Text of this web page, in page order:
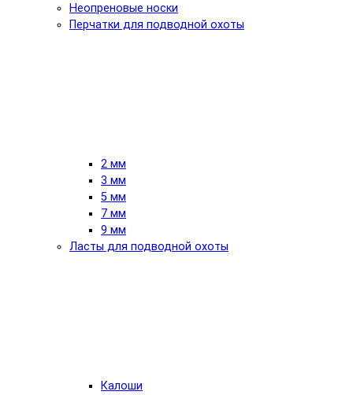
Неопреновые носки
Перчатки для подводной охоты
2 мм
3 мм
5 мм
7 мм
9 мм
Ласты для подводной охоты
Калоши